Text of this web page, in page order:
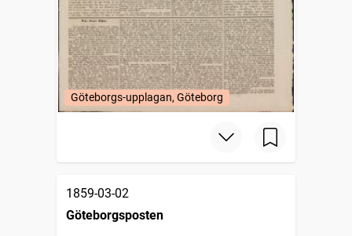
Göteborgs-upplagan, Göteborg
1859-03-02
Göteborgsposten